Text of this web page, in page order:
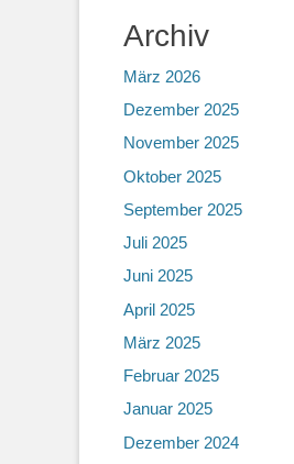
Archiv
März 2026
Dezember 2025
November 2025
Oktober 2025
September 2025
Juli 2025
Juni 2025
April 2025
März 2025
Februar 2025
Januar 2025
Dezember 2024